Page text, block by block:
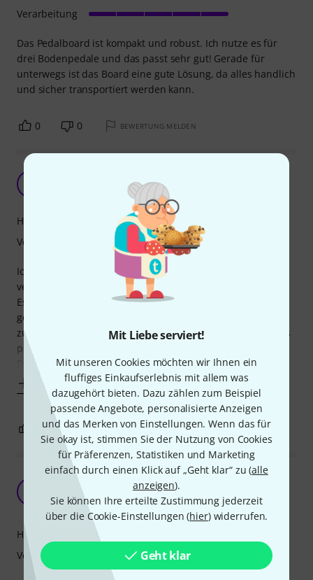
Mit Liebe serviert!
Mit unseren Cookies möchten wir Ihnen ein
fluffiges Einkaufserlebnis mit allem was
dazugehört bieten. Dazu zählen zum Beispiel
passende Angebote, personalisierte Anzeigen
und das Merken von Einstellungen. Wenn das für
Sie okay ist, stimmen Sie der Nutzung von Cookies
für Präferenzen, Statistiken und Marketing
einfach durch einen Klick auf „Geht klar“ zu (alle
anzeigen).
Sie können Ihre erteilte Zustimmung jederzeit
über die Cookie-Einstellungen (hier) widerrufen.
Geht klar
Das Pedalboard ist kompakt und robust. Ich nutze es für
drei Bodenpedale und das passt sehr gut! Gerade für
unterwegs ist das Board eine gute Lösung, da alles handlich
und sicher transportiert werden kann.
Verarbeitung
0 0 BEWERTUNG MELDEN
JanSpieltGitarre 18.05.2026
Ich mag das Konzept! Ein kleines und robustes,
vergleichsweise leichtes Board im Kofferdesign.
Es sollte die neue Heimat für meine in die Jahre
gekommene Boss Loop Station RC20xl werden, inklusive
zusätzlichen Footswitches für Phrasenshift und Reverse. Es
passt auch alles wie geplant rein, ABER:
Das Teil ist wirklich nur für Pedale mit seitlichen Buchsen
Mehr anzeigen
Handling
Verarbeitung
1 BEWERTUNG MELDEN
Nicht 100% ig!
Thomas Selendt Musikproduktion 23.12.2021
Handling
Verarbeitung